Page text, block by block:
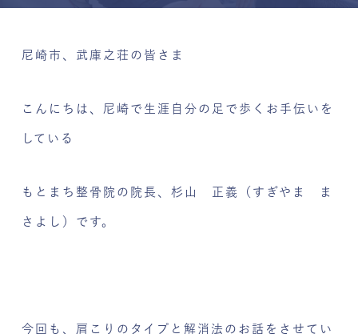
尼崎市、武庫之荘の皆さま
こんにちは、尼崎で生涯自分の足で歩くお手伝いを
している
もとまち整骨院の院長、杉山 正義（すぎやま ま
さよし）です。
今回も、肩こりのタイプと解消法のお話をさせてい